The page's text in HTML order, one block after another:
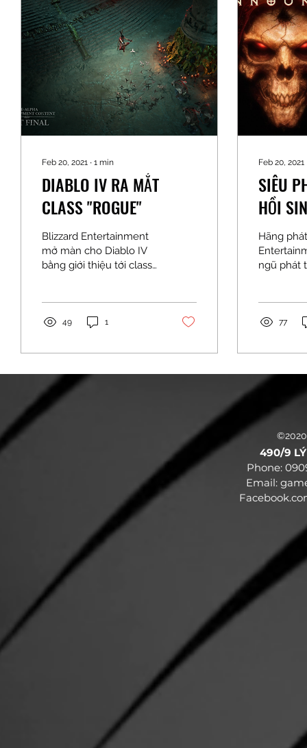
Feb 20, 2021 ∙ 1 min
DIABLO IV RA MẮT
CLASS "ROGUE"
Blizzard Entertainment
mở màn cho Diablo IV
bằng giới thiệu tới class
49 1
Feb 20, 2021
SIÊU
HỒI
Hãng
ngũ phát
77
©2020
490/9 LÝ
Phone:
Email: